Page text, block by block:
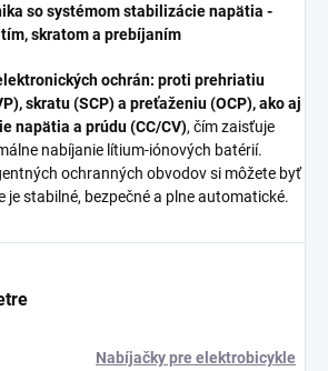
so systémom stabilizácie napätia -
skratom a prebíjaním
ochrán: proti prehriatiu
skratu (SCP) a preťaženiu (OCP), ako aj
napätia a prúdu (CC/CV), čím zaisťuje
nabíjanie lítium-iónových batérií.
ochranných obvodov si môžete byť
je stabilné, bezpečné a plne automatické.
Nabíjačky pre elektrobicykle